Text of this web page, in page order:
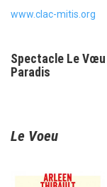
www.clac-mitis.org
Spectacle Le
Paradis
Le Voeu